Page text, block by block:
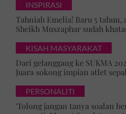
INSPIRASI
Tahniah Emelia! Baru 5 tahun,
Sheikh Muszaphar sudah
KISAH MASYARAKAT
Dari gelanggang ke SUKMA
Juara sokong impian atlet
PERSONALITI
'Tolong jangan tanya soalan